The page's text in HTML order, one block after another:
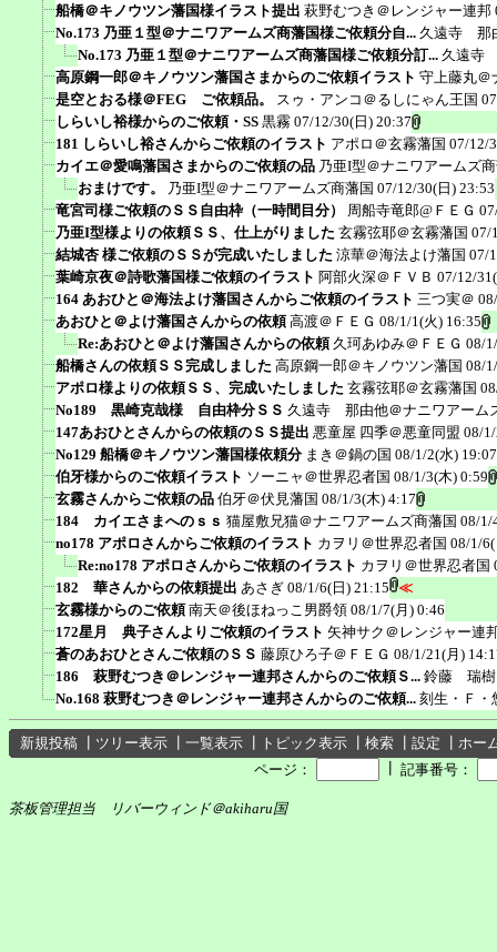
船橋＠キノウツン藩国様イラスト提出 萩野むつき＠レンジャー連邦
No.173 乃亜１型＠ナニワアームズ商藩国様ご依頼分自... 久遠寺 那
No.173 乃亜１型＠ナニワアームズ商藩国様ご依頼分訂... 久遠寺
高原鋼一郎＠キノウツン藩国さまからのご依頼イラスト 守上藤丸＠
是空とおる様＠FEG ご依頼品。
スゥ・アンコ＠るしにゃん王国
しらいし裕様からのご依頼・SS 黒霧 07/12/30(日) 20:37
181 しらいし裕さんからご依頼のイラスト アポロ＠玄霧藩国 07/12/
カイエ＠愛鳴藩国さまからのご依頼の品 乃亜I型＠ナニワアームズ
おまけです。
乃亜I型＠ナニワアームズ商藩国 07/12/30(日) 23:53
竜宮司様ご依頼のＳＳ自由枠（一時間目分）
周船寺竜郎@ＦＥＧ
乃亜I型様よりの依頼ＳＳ、仕上がりました 玄霧弦耶＠玄霧藩国 07/
結城杏 様ご依頼のＳＳが完成いたしました 涼華＠海法よけ藩国 07/
葉崎京夜＠詩歌藩国様ご依頼のイラスト 阿部火深＠ＦＶＢ 07/12/
164 あおひと＠海法よけ藩国さんからご依頼のイラスト 三つ実＠
あおひと＠よけ藩国さんからの依頼 高渡＠ＦＥＧ 08/1/1(火) 16:35
Re:あおひと＠よけ藩国さんからの依頼 久珂あゆみ＠ＦＥＧ 08/
船橋さんの依頼ＳＳ完成しました 高原鋼一郎＠キノウツン藩国 08/
アポロ様よりの依頼ＳＳ、完成いたしました 玄霧弦耶＠玄霧藩国
No189 黒崎克哉様 自由枠分ＳＳ 久遠寺 那由他＠ナニワアーム
147あおひとさんからの依頼のＳＳ提出 悪童屋 四季＠悪童同盟 08/
No129 船橋＠キノウツン藩国様依頼分 まき＠鍋の国 08/1/2(水) 19:07
伯牙様からのご依頼イラスト ソーニャ＠世界忍者国 08/1/3(木) 0:59
玄霧さんからご依頼の品 伯牙＠伏見藩国 08/1/3(木) 4:17
184 カイエさまへのｓｓ 猫屋敷兄猫＠ナニワアームズ商藩国 08/1/
no178 アポロさんからご依頼のイラスト カヲリ＠世界忍者国 08/1/
Re:no178 アポロさんからご依頼のイラスト カヲリ＠世界忍者国
182 華さんからの依頼提出 あさぎ 08/1/6(日) 21:15 ≪
玄霧様からのご依頼 南天＠後ほねっこ男爵領 08/1/7(月) 0:46
172星月 典子さんよりご依頼のイラスト 矢神サク＠レンジャー連
蒼のあおひとさんご依頼のＳＳ 藤原ひろ子＠ＦＥＧ 08/1/21(月)
186 萩野むつき＠レンジャー連邦さんからのご依頼Ｓ... 鈴藤 瑞樹
No.168 萩野むつき＠レンジャー連邦さんからのご依頼... 刻生・Ｆ・
新規投稿 ツリー表示 一覧表示 トピック表示 検索 設定
ホー
ページ：
記事番号：
茶板管理担当 リバーウィンド＠akiharu国